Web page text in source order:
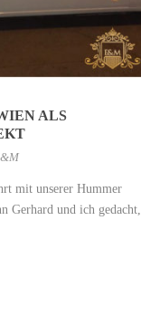
ALS
mit unserer Hummer
Gerhard und ich gedacht,